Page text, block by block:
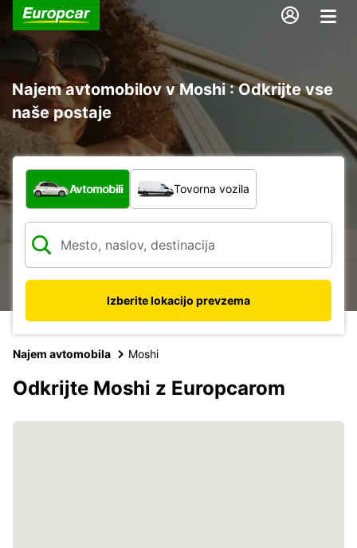
Najem avtomobilov v Moshi : Odkrijte vse
naše postaje
Katera vrsta vozila?
Avtomobili Tovorna vozila
Izberite lokacijo prevzema
Najem avtomobila Moshi
Odkrijte Moshi z Europcarom